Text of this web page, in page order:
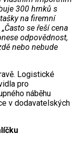
300 hrnků s
na firemní
„Často se řeší cena
odpovědnost,
nebo nebude
Logistické
pro
náběhu
v dodavatelských